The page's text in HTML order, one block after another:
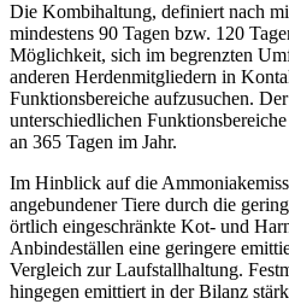
Die Kombihaltung, definiert nach
mindestens 90 Tagen bzw. 120
Möglichkeit, sich im begrenzten
anderen Herdenmitgliedern in
Funktionsbereiche aufzusuchen.
unterschiedlichen
an 365 Tagen im Jahr.
Im Hinblick auf die
angebundener Tiere durch die
örtlich eingeschränkte Kot- und
Anbindeställen eine geringere
Vergleich zur Laufstallhaltung.
hingegen emittiert in der Bilanz